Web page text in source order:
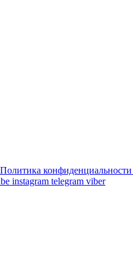
Политика конфиденциальности
instagram telegram viber